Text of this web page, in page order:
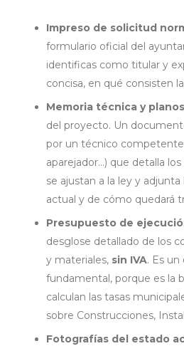
Impreso de solicitud
formulario oficial del
identificas como titular y
concisa, en qué consisten
Memoria técnica y
del proyecto. Un
por un técnico
aparejador…) que detalla
se ajustan a la ley y
actual y de cómo quedará
Presupuesto de
desglose detallado de los
y materiales, sin IVA. Es
fundamental, porque es la
calculan las tasas
sobre Construcciones,
Fotografías del estado